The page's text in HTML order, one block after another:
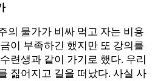
의 물가가 비싸 먹고 자는 비용
이 부족하긴 했지만 또 강의를
련생과 같이 가기로 했다. 우리
짊어지고 길을 떠났다. 사실 사